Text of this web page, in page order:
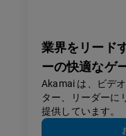
業界をリード
ーの快適なゲ
Akamai は、ビデ
ター、リーダーに
提供しています。